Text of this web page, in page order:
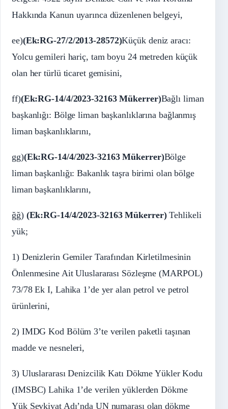
Hakkında Kanun uyarınca düzenlenen belgeyi,
ee)(Ek:RG-27/2/2013-28572)Küçük deniz aracı:
Yolcu gemileri hariç, tam boyu 24 metreden küçük
olan her türlü ticaret gemisini,
ff)(Ek:RG-14/4/2023-32163 Mükerrer)Bağlı liman
başkanlığı: Bölge liman başkanlıklarına bağlanmış
liman başkanlıklarını,
gg)(Ek:RG-14/4/2023-32163 Mükerrer)Bölge
liman başkanlığı: Bakanlık taşra birimi olan bölge
liman başkanlıklarını,
ğğ) (Ek:RG-14/4/2023-32163 Mükerrer)Tehlikeli
yük;
1) Denizlerin Gemiler Tarafından Kirletilmesinin
Önlenmesine Ait Uluslararası Sözleşme (MARPOL)
73/78 Ek I, Lahika 1’de yer alan petrol ve petrol
ürünlerini,
2) IMDG Kod Bölüm 3’te verilen paketli taşınan
madde ve nesneleri,
3) Uluslararası Denizcilik Katı Dökme Yükler Kodu
(IMSBC) Lahika 1’de verilen yüklerden Dökme
Yük Sevkiyat Adı’nda UN numarası olan dökme